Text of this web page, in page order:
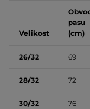
Velikost
pasu
(cm)
26/32 69
28/32 72
30/32 76